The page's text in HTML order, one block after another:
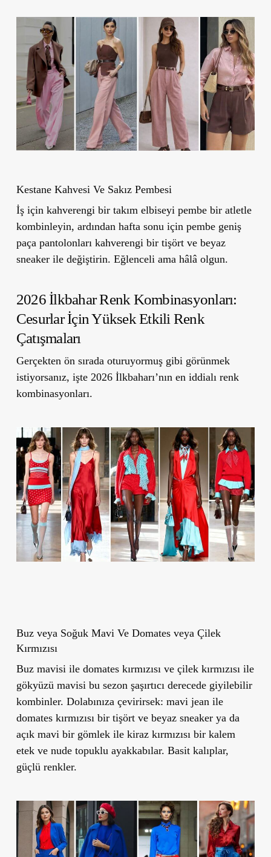
Kestane Kahvesi Ve Sakız Pembesi
İş için kahverengi bir takım elbiseyi pembe bir atletle
kombinleyin, ardından hafta sonu için pembe geniş
paça pantolonları kahverengi bir tişört ve beyaz
sneaker ile değiştirin. Eğlenceli ama hâlâ olgun.
2026 İlkbahar Renk Kombinasyonları:
Cesurlar İçin Yüksek Etkili Renk
Çatışmaları
Gerçekten ön sırada oturuyormuş gibi görünmek
istiyorsanız, işte 2026 İlkbaharı’nın en iddialı renk
kombinasyonları.
Buz veya Soğuk Mavi Ve Domates veya Çilek
Kırmızısı
Buz mavisi ile domates kırmızısı ve çilek kırmızısı ile
gökyüzü mavisi bu sezon şaşırtıcı derecede giyilebilir
kombinler. Dolabınıza çevirirsek: mavi jean ile
domates kırmızısı bir tişört ve beyaz sneaker ya da
açık mavi bir gömlek ile kiraz kırmızısı bir kalem
etek ve nude topuklu ayakkabılar. Basit kalıplar,
güçlü renkler.